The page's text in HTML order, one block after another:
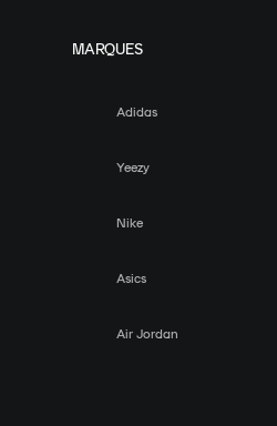
MARQUES
Adidas
Yeezy
Nike
Asics
Air Jordan